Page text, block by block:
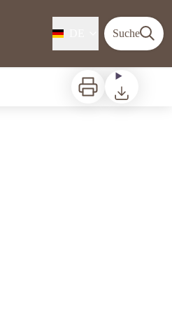
Suche
Zu druckenHerunterladen